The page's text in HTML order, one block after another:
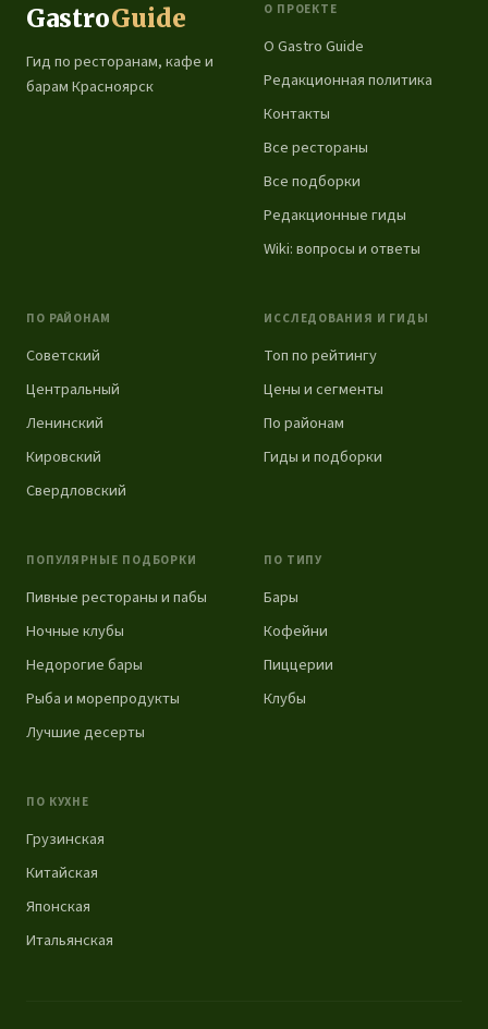
GastroGuide
Гид по ресторанам, кафе и
барам Красноярск
О ПРОЕКТЕ
О Gastro Guide
Редакционная политика
Контакты
Все рестораны
Все подборки
Редакционные гиды
Wiki: вопросы и ответы
ПО РАЙОНАМ
Советский
Центральный
Ленинский
Кировский
Свердловский
ИССЛЕДОВАНИЯ И ГИДЫ
Топ по рейтингу
Цены и сегменты
По районам
Гиды и подборки
ПОПУЛЯРНЫЕ ПОДБОРКИ
Пивные рестораны и пабы
Ночные клубы
Недорогие бары
Рыба и морепродукты
Лучшие десерты
ПО ТИПУ
Бары
Кофейни
Пиццерии
Клубы
ПО КУХНЕ
Грузинская
Китайская
Японская
Итальянская